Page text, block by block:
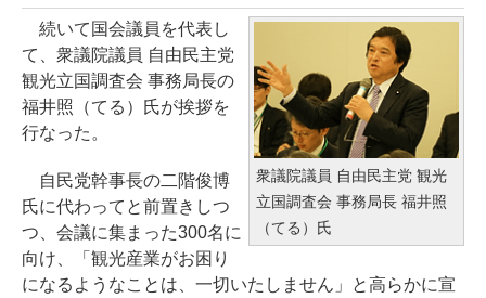
衆議院議員 自由民主党 観光
立国調査会 事務局長 福井照
（てる）氏
続いて国会議員を代表し
て、衆議院議員 自由民主党
観光立国調査会 事務局長の
福井照（てる）氏が挨拶を
行なった。
自民党幹事長の二階俊博
氏に代わってと前置きしつ
つ、会議に集まった300名に
向け、「観光産業がお困り
になるようなことは、一切いたしません」と高らかに宣